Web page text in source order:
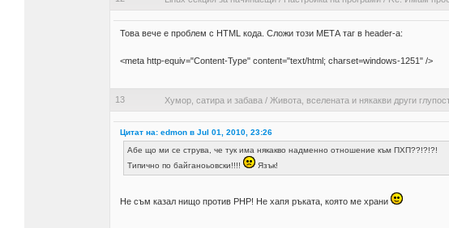
Това вече е проблем с HTML кода. Сложи този МЕТА таг в header-a:
<meta http-equiv="Content-Type" content="text/html; charset=windows-1251" />
13 Хумор, сатира и забава / Живота, вселената и някакви други
Цитат на: edmon в Jul 01, 2010, 23:26
Абе що ми се струва, че тук има някакво надменно отношение към ПХП??!?!?!
Типично по байганоьовски!!!!
Язък!
Не съм казал нищо против РНР! Не хапя ръката, която ме храни